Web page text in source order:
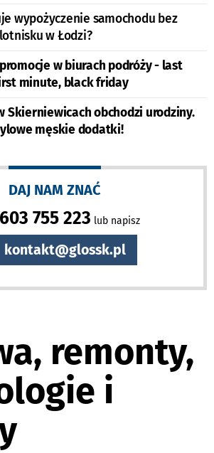
wypożyczenie samochodu bez
w Łodzi?
w biurach podróży - last
minute, black friday
Skierniewicach obchodzi urodziny.
męskie dodatki!
DAJ NAM ZNAĆ
755 223 lub napisz
kontakt@glossk.pl
remonty,
i